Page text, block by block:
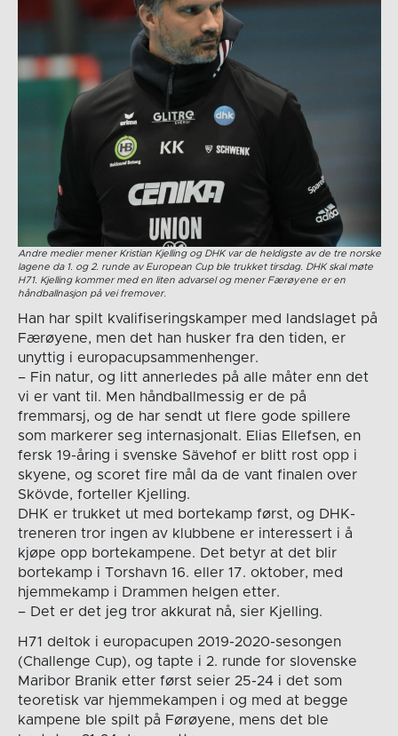
Andre medier mener Kristian Kjelling og DHK var de heldigste av de tre norske
lagene da 1. og 2. runde av European Cup ble trukket tirsdag. DHK skal møte
H71. Kjelling kommer med en liten advarsel og mener Færøyene er en
håndballnasjon på vei fremover.
Han har spilt kvalifiseringskamper med landslaget på
Færøyene, men det han husker fra den tiden, er
unyttig i europacupsammenhenger.
– Fin natur, og litt annerledes på alle måter enn det
vi er vant til. Men håndballmessig er de på
fremmarsj, og de har sendt ut flere gode spillere
som markerer seg internasjonalt. Elias Ellefsen, en
fersk 19-åring i svenske Sävehof er blitt rost opp i
skyene, og scoret fire mål da de vant finalen over
Skövde, forteller Kjelling.
DHK er trukket ut med bortekamp først, og DHK-
treneren tror ingen av klubbene er interessert i å
kjøpe opp bortekampene. Det betyr at det blir
bortekamp i Torshavn 16. eller 17. oktober, med
hjemmekamp i Drammen helgen etter.
– Det er det jeg tror akkurat nå, sier Kjelling.
H71 deltok i europacupen 2019-2020-sesongen
(Challenge Cup), og tapte i 2. runde for slovenske
Maribor Branik etter først seier 25-24 i det som
teoretisk var hjemmekampen i og med at begge
kampene ble spilt på Førøyene, mens det ble